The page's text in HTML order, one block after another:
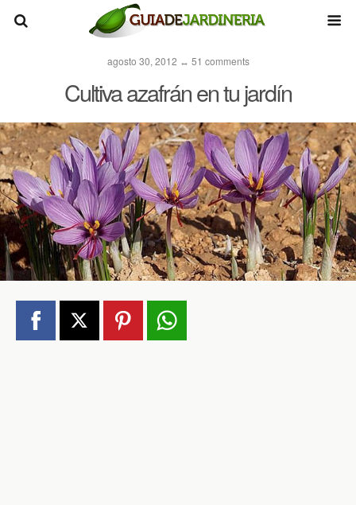
agosto 30, 2012 ↔ 51 comments
Cultiva azafrán en tu jardín